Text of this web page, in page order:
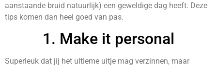
aanstaande bruid natuurlijk) een geweldige dag heeft. Deze
tips komen dan heel goed van pas.
1. Make it personal
Superleuk dat jij het ultieme uitje mag verzinnen, maar